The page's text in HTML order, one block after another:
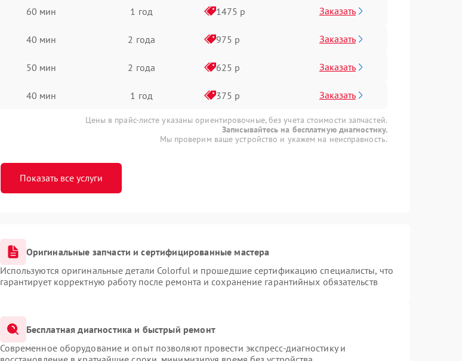
60 мин 1 год 1475 р Заказать
40 мин 2 года 975 р Заказать
50 мин 2 года 625 р Заказать
40 мин 1 год 375 р Заказать
Цены в прайс-листе указаны ориентировочные, без учета стоимости запчастей.
Записывайтесь на бесплатную диагностику.
Мы проверим ваше устройство и укажем на неисправность.
Показать все услуги
Оригинальные запчасти и сертифицированные мастера
Используются оригинальные детали Colorful и прошедшие сертификацию специалисты, что
гарантирует корректную работу после ремонта и сохранение гарантийных обязательств
Бесплатная диагностика и быстрый ремонт
Современное оборудование и опыт позволяют провести экспресс-диагностику и